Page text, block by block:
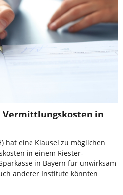
Vermittlungskosten in
hat eine Klausel zu möglichen
in einem Riester-
in Bayern für unwirksam
anderer Institute könnten